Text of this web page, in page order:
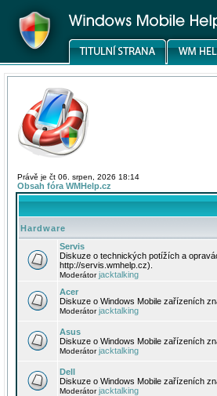
Právě je čt 06. srpen, 2026 18:14
Obsah fóra WMHelp.cz
Hardware
Servis
Diskuze o technických potížích a
http://servis.wmhelp.cz).
Moderátorjacktalking
Acer
Diskuze o Windows Mobile zařízeních
Moderátorjacktalking
Asus
Diskuze o Windows Mobile zařízeních
Moderátorjacktalking
Dell
Diskuze o Windows Mobile zařízeních
Moderátorjacktalking